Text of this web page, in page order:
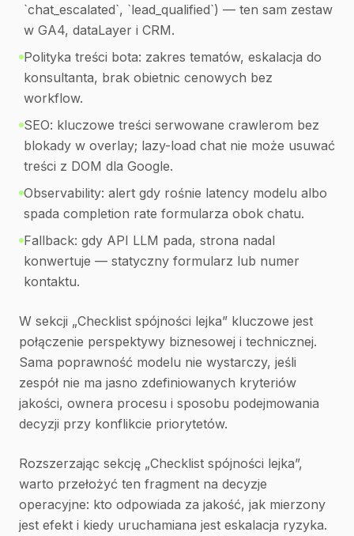
`chat_escalated`, `lead_qualified`) — ten sam zestaw
w GA4, dataLayer i CRM.
Polityka treści bota: zakres tematów, eskalacja do
konsultanta, brak obietnic cenowych bez
workflow.
SEO: kluczowe treści serwowane crawlerom bez
blokady w overlay; lazy-load chat nie może usuwać
treści z DOM dla Google.
Observability: alert gdy rośnie latency modelu albo
spada completion rate formularza obok chatu.
Fallback: gdy API LLM pada, strona nadal
konwertuje — statyczny formularz lub numer
kontaktu.
W sekcji „Checklist spójności lejka” kluczowe jest
połączenie perspektywy biznesowej i technicznej.
Sama poprawność modelu nie wystarczy, jeśli
zespół nie ma jasno zdefiniowanych kryteriów
jakości, ownera procesu i sposobu podejmowania
decyzji przy konflikcie priorytetów.
Rozszerzając sekcję „Checklist spójności lejka”,
warto przełożyć ten fragment na decyzje
operacyjne: kto odpowiada za jakość, jak mierzony
jest efekt i kiedy uruchamiana jest eskalacja ryzyka.